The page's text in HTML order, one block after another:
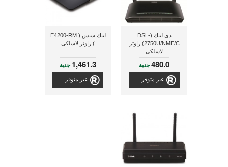
دى لينك (DSL-
2750U/NME/C) راوتر
لاسلكى
480.0جنية
غير متوفر
لينك سيس ( E4200-RM
) راوتر لاسلكى
1,461.3 جنية
غير متوفر